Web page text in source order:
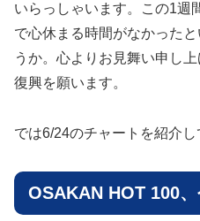
いらっしゃいます。この1週
で心休まる時間がなかった
うか。心よりお見舞い申し
復興を願います。
では6/24のチャートを紹介し
OSAKAN HOT 100